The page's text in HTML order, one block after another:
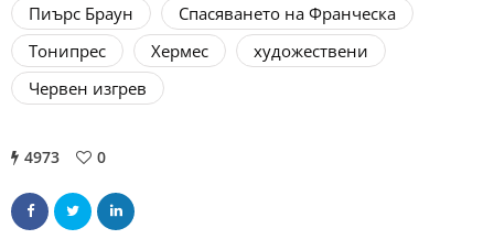
Пиърс Браун
Спасяването на Франческа
Тонипрес
Хермес
художествени
Червен изгрев
4973 0